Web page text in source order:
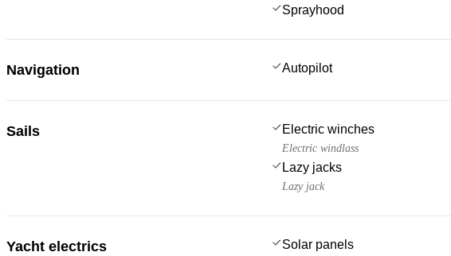
Sprayhood
Navigation Autopilot
Sails Electric winches
Electric windlass
Lazy jacks
Lazy jack
Yacht electrics Solar panels